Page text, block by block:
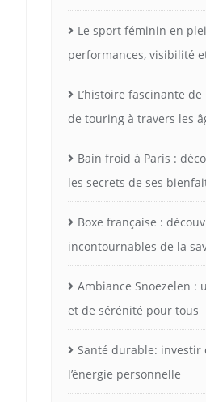
Le sport féminin en
performances, visibilité
L’histoire fascinante
de touring à travers les
Bain froid à Paris :
les secrets de ses
Boxe française :
incontournables de la
Ambiance Snoezelen :
et de sérénité pour tous
Santé durable:
l’énergie personnelle